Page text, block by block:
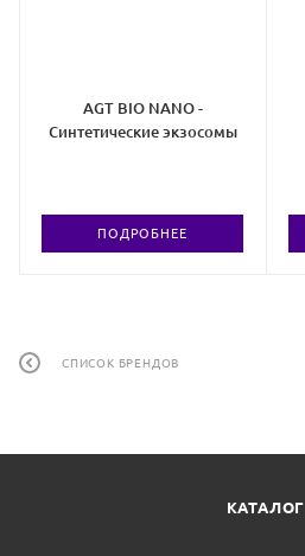
AGT BIO NANO -
Синтетические экзосомы
ПОДРОБНЕЕ
СПИСОК БРЕНДОВ
КАТАЛОГ